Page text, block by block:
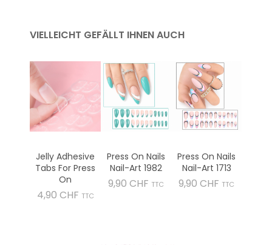
VIELLEICHT GEFÄLLT IHNEN AUCH
Jelly Adhesive
Tabs For Press
On
4,90 CHF Preis
TTC
Press On Nails
Nail-Art 1982
9,90 CHF Preis
TTC
Press On Nails
Nail-Art 1713
9,90 CHF Preis
TTC